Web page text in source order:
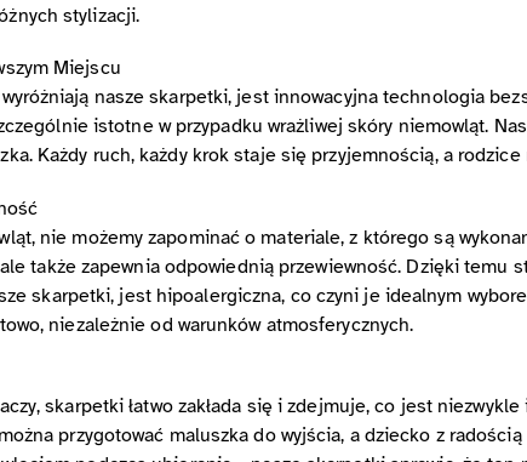
stylizacji.
Miejscu
nasze skarpetki, jest innowacyjna technologia
istotne w przypadku wrażliwej skóry niemowląt.
Każdy ruch, każdy krok staje się przyjemnością, a
nie możemy zapominać o materiale, z którego są
także zapewnia odpowiednią przewiewność. Dzięki temu
skarpetki, jest hipoalergiczna, co czyni je idealnym
niezależnie od warunków atmosferycznych.
skarpetki łatwo zakłada się i zdejmuje, co jest
przygotować maluszka do wyjścia, a dziecko z